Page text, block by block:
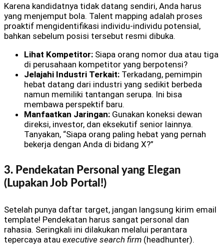
Karena kandidatnya tidak datang sendiri, Anda harus
yang menjemput bola. Talent mapping adalah proses
proaktif mengidentifikasi individu-individu potensial,
bahkan sebelum posisi tersebut resmi dibuka.
Lihat Kompetitor: Siapa orang nomor dua atau tiga
di perusahaan kompetitor yang berpotensi?
Jelajahi Industri Terkait: Terkadang, pemimpin
hebat datang dari industri yang sedikit berbeda
namun memiliki tantangan serupa. Ini bisa
membawa perspektif baru.
Manfaatkan Jaringan: Gunakan koneksi dewan
direksi, investor, dan eksekutif senior lainnya.
Tanyakan, “Siapa orang paling hebat yang pernah
bekerja dengan Anda di bidang X?”
3. Pendekatan Personal yang Elegan
(Lupakan Job Portal!)
Setelah punya daftar target, jangan langsung kirim email
template! Pendekatan harus sangat personal dan
rahasia. Seringkali ini dilakukan melalui perantara
tepercaya atau executive search firm (headhunter).